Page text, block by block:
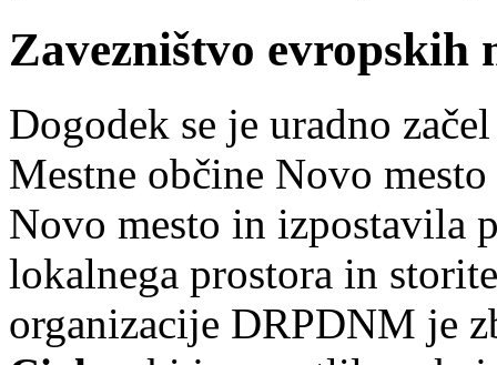
Zavezništvo evropskih
Dogodek se je uradno
Mestne občine Novo mesto
Novo mesto in izpostavila
lokalnega prostora in
organizacije DRPDNM je